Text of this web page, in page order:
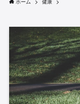
ホーム 健康